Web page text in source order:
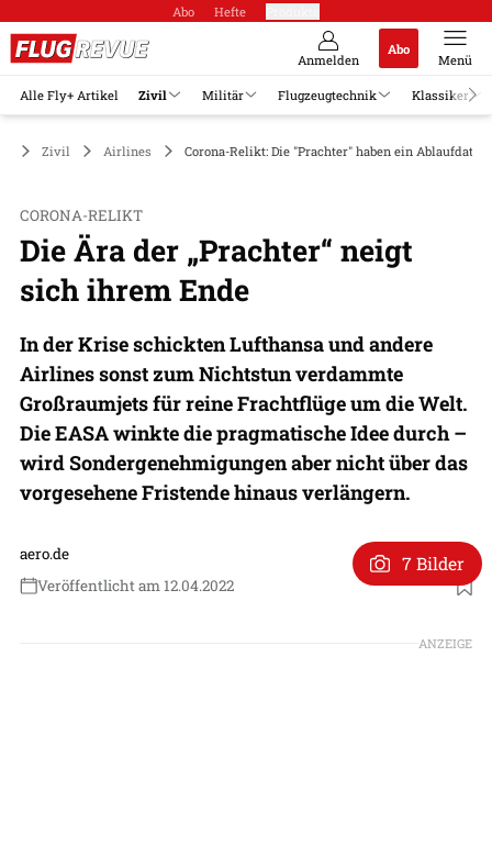
Abo Hefte
Anmelden
Abo
Menü
Alle Fly+ Artikel Zivil Militär Flugzeugtechnik Klassiker
Zivil Airlines Corona-Relikt: Die "Prachter" haben ein Ablaufdatum
CORONA-RELIKT
Die Ära der „Prachter“ neigt
sich ihrem Ende
In der Krise schickten Lufthansa und andere
Airlines sonst zum Nichtstun verdammte
Großraumjets für reine Frachtflüge um die Welt.
Die EASA winkte die pragmatische Idee durch –
wird Sondergenehmigungen aber nicht über das
vorgesehene Fristende hinaus verlängern.
aero.de
Veröffentlicht am 12.04.2022
Foto: Lufthansa
7 Bilder
ANZEIGE